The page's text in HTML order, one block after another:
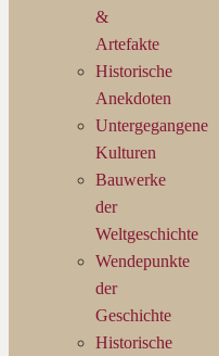
&
Artefakte
Historische
Anekdoten
Untergegangene
Kulturen
Bauwerke
der
Weltgeschichte
Wendepunkte
der
Geschichte
Historische